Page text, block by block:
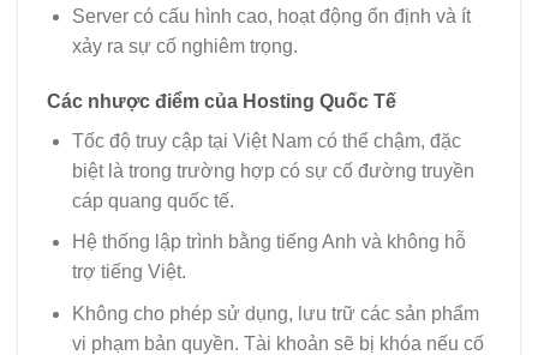
Server có cấu hình cao, hoạt động ổn định và ít
xảy ra sự cố nghiêm trọng.
Các nhược điểm của Hosting Quốc Tế
Tốc độ truy cập tại Việt Nam có thể chậm, đặc
biệt là trong trường hợp có sự cố đường truyền
cáp quang quốc tế.
Hệ thống lập trình bằng tiếng Anh và không hỗ
trợ tiếng Việt.
Không cho phép sử dụng, lưu trữ các sản phẩm
vi phạm bản quyền. Tài khoản sẽ bị khóa nếu cố